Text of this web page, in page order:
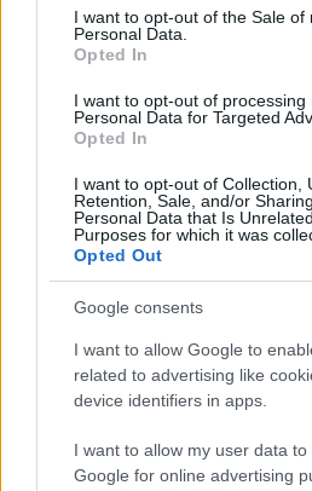
consent section.
I want to opt-out of the Sale of
Personal Data.
Opted In
I want to opt-out of processing
Personal Data for Targeted
Opted In
I want to opt-out of Collection,
Retention, Sale, and/or
Personal Data that Is
Purposes for which it was
Opted Out
Google consents
I want to allow Google to
related to advertising like
device identifiers in apps.
I want to allow my user data
Google for online advertising
Το ερώτημα δεν είναι αν η
κάνει, και μάλιστα συχνά. Το
ξεχνά· και κυρίως αν μπορεί
νέο πάνω σε παλιές
καταρρεύσει από το ίδιο του